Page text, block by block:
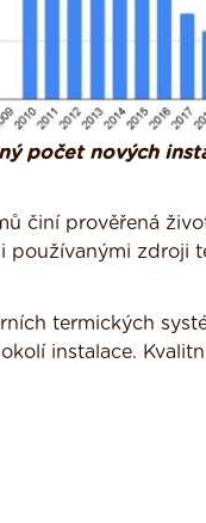
počet nových
činí prověřená
používanými zdroji
termických
instalace.